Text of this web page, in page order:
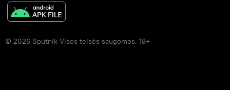
© 2026 Sputnik Visos teisės saugomos. 18+